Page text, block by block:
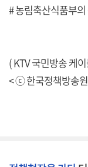
# 농림축산식품부
( KTV 국민방송 케
< ⓒ 한국정책방송